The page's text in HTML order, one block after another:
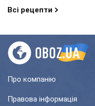
Всі рецепти
Про компанію
Правова інформація